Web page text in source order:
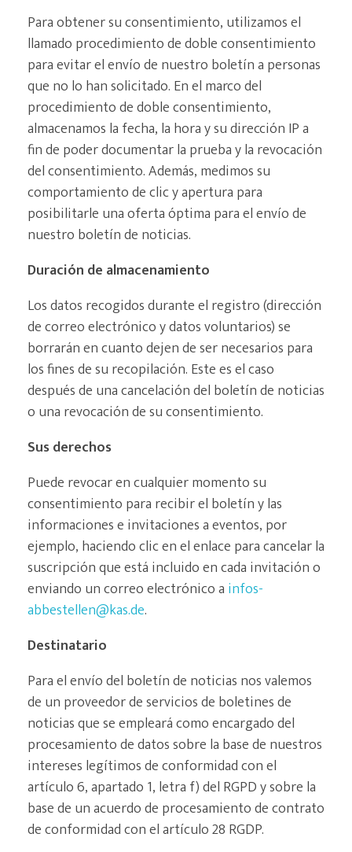
Para obtener su consentimiento, utilizamos el
llamado procedimiento de doble consentimiento
para evitar el envío de nuestro boletín a personas
que no lo han solicitado. En el marco del
procedimiento de doble consentimiento,
almacenamos la fecha, la hora y su dirección IP a
fin de poder documentar la prueba y la revocación
del consentimiento. Además, medimos su
comportamiento de clic y apertura para
posibilitarle una oferta óptima para el envío de
nuestro boletín de noticias.
Duración de almacenamiento
Los datos recogidos durante el registro (dirección
de correo electrónico y datos voluntarios) se
borrarán en cuanto dejen de ser necesarios para
los fines de su recopilación. Este es el caso
después de una cancelación del boletín de noticias
o una revocación de su consentimiento.
Sus derechos
Puede revocar en cualquier momento su
consentimiento para recibir el boletín y las
informaciones e invitaciones a eventos, por
ejemplo, haciendo clic en el enlace para cancelar la
suscripción que está incluido en cada invitación o
enviando un correo electrónico a infos-
abbestellen@kas.de.
Destinatario
Para el envío del boletín de noticias nos valemos
de un proveedor de servicios de boletines de
noticias que se empleará como encargado del
procesamiento de datos sobre la base de nuestros
intereses legítimos de conformidad con el
artículo 6, apartado 1, letra f) del RGPD y sobre la
base de un acuerdo de procesamiento de contrato
de conformidad con el artículo 28 RGDP.